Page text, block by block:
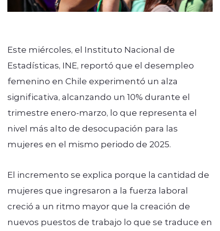
Este miércoles, el Instituto Nacional de
Estadísticas, INE, reportó que el desempleo
femenino en Chile experimentó un alza
significativa, alcanzando un 10% durante el
trimestre enero-marzo, lo que representa el
nivel más alto de desocupación para las
mujeres en el mismo periodo de 2025.
El incremento se explica porque la cantidad de
mujeres que ingresaron a la fuerza laboral
creció a un ritmo mayor que la creación de
nuevos puestos de trabajo lo que se traduce en